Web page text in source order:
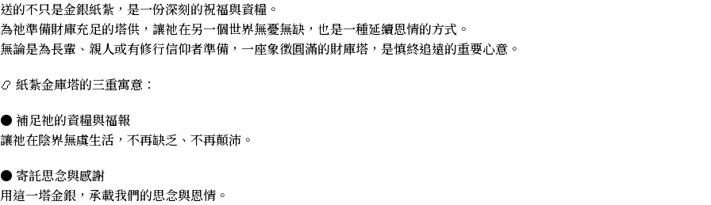
送的不只是金銀紙紮，是一份深刻的祝福與資糧。
為祂準備財庫充足的塔供，讓祂在另一個世界無憂無缺，也是一種延續恩情的方式。
無論是為長輩、親人或有修行信仰者準備，一座象徵圓滿的財庫塔，是慎終追遠的重要心意。
📿 紙紮金庫塔的三重寓意：
● 補足祂的資糧與福報
讓祂在陰界無虞生活，不再缺乏、不再顛沛。
● 寄託思念與感謝
用這一塔金銀，承載我們的思念與恩情。